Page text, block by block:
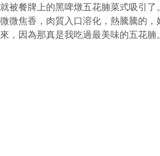
被餐牌上的黑啤燉五花腩菜式吸引了
微焦香，肉質入口溶化，熱騰騰的
，因為那真是我吃過最美味的五花腩。